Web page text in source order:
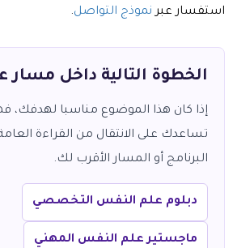
استفسار عبر نموذج التواصل.
الخطوة التالية داخل
إذا كان هذا الموضوع مناسبا لهدفك،
تساعدك على الانتقال من القراءة العامة
البرنامج أو المسار الأقرب لك.
دبلوم علم النفس التخصصي
ماجستير علم النفس المهني